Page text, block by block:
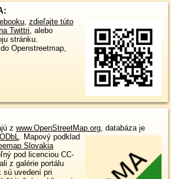
, zdieľajte túto
Twittri, alebo
stránku.
Openstreetmap,
z www.OpenStreetMap.org, databáza je
ODbL. Mapový podklad
Slovakia
pod licenciou CC-
z galérie portálu
sú uvedení pri